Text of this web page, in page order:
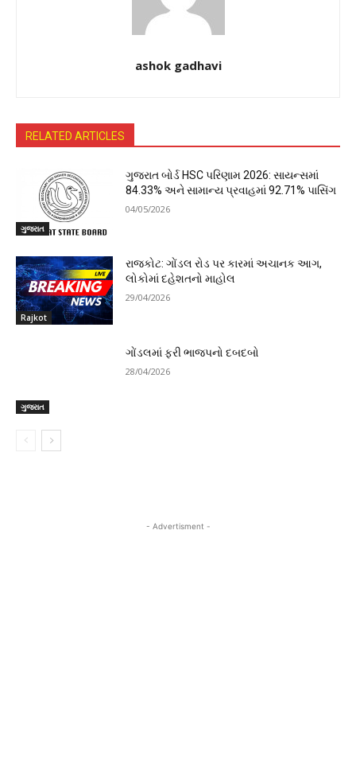
ashok gadhavi
RELATED ARTICLES
ગુજરાત
ગુજરાત બોર્ડ HSC પરિણામ 2026: સાયન્સમાં
84.33% અને સામાન્ય પ્રવાહમાં 92.71% પાસિંગ
04/05/2026
Rajkot
રાજકોટ: ગોંડલ રોડ પર કારમાં અચાનક આગ,
લોકોમાં દહેશતનો માહોલ
29/04/2026
ગુજરાત
ગોંડલમાં ફરી ભાજપનો દબદબો
28/04/2026
- Advertisment -